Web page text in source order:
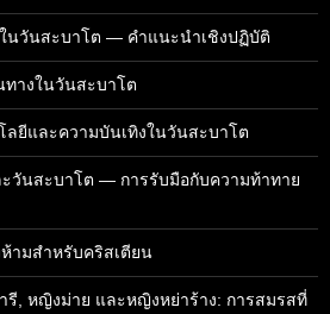
นวันสะบาโต — คำแนะนำเชิงปฏิบัติ
ทางในวันสะบาโต
ลยีและความบันเทิงในวันสะบาโต
วันสะบาโต — การรับมือกับความท้าทาย
ามสำหรับคริสเตียน
, หญิงม่าย และหญิงหย่าร้าง: การสมรสที่